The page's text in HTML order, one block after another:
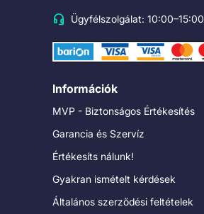
Ügyfélszolgálat: 10:00–15:00
Információk
MVP - Biztonságos Értékesítés
Garancia és Szervíz
Értékesíts nálunk!
Gyakran ismételt kérdések
Általános szerződési feltételek